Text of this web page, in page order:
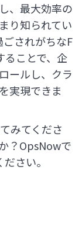
、最大効率の
り知られてい
されがちなF
ることで、企
ールし、クラ
実現できま
みてくださ
？OpsNowで
さい。